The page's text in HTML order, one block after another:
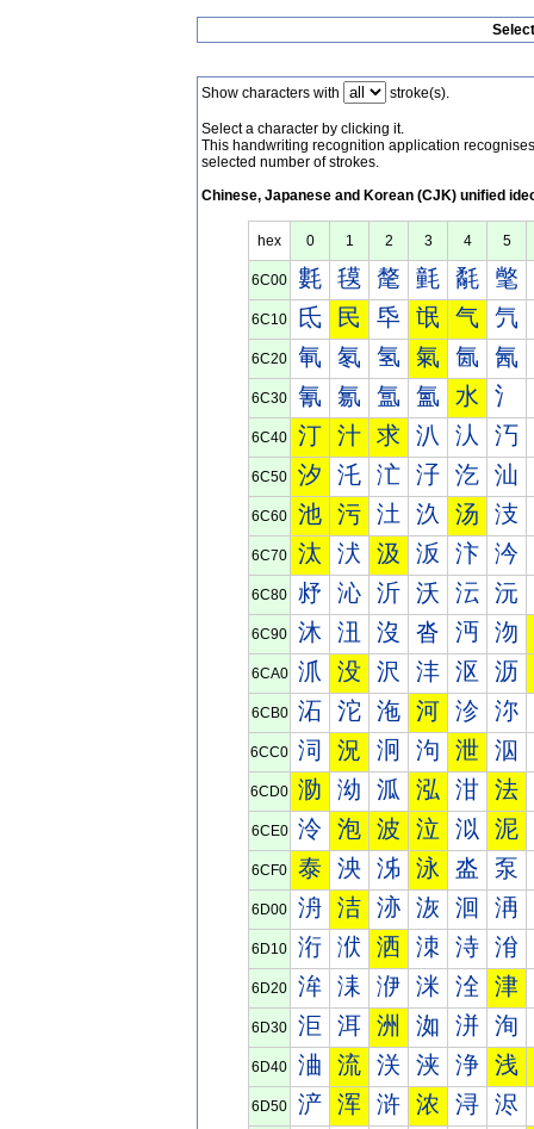
Show characters with stroke(s).
Select a character by clicking it.
This handwriting recognition application
selected number of strokes.
Chinese, Japanese and Korean (CJK) unified
hex 0 1 2 3 4 5
6C00 氀 氁 氂 氃 氄 氅
6C10 氐 民 氒 氓 气 氕
6C20 氠 氡 氢 氣 氤 氥
6C30 氰 氱 氲 氳 水 氵
6C40 汀 汁 求 汃 汄 汅
6C50 汐 汑 汒 汓 汔 汕
6C60 池 污 汢 汣 汤 汥
6C70 汰 汱 汲 汳 汴 汵
6C80 沀 沁 沂 沃 沄 沅
6C90 沐 沑 沒 沓 沔 沕
6CA0 沠 没 沢 沣 沤 沥
6CB0 沰 沱 沲 河 沴 沵
6CC0 泀 況 泂 泃 泄 泅
6CD0 泐 泑 泒 泓 泔 法
6CE0 泠 泡 波 泣 泤 泥
6CF0 泰 泱 泲 泳 泴 泵
6D00 洀 洁 洂 洃 洄 洅
6D10 洐 洑 洒 洓 洔 洕
6D20 洠 洡 洢 洣 洤 津
6D30 洰 洱 洲 洳 洴 洵
6D40 浀 流 浂 浃 浄 浅
6D50 浐 浑 浒 浓 浔 浕